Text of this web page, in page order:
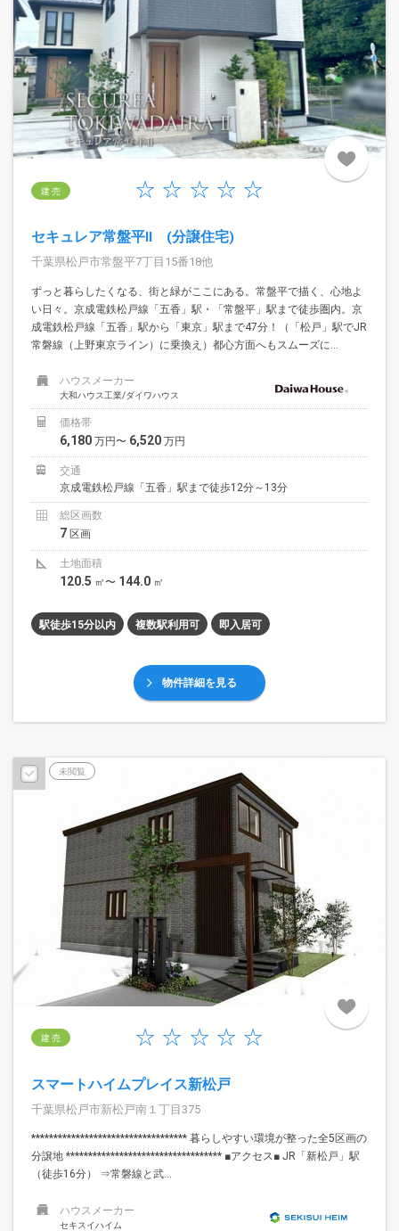
建 売
セキュレア常盤平II (分譲住宅)
千葉県松戸市常盤平7丁目15番18他
ずっと暮らしたくなる、街と緑がここにある。常盤平で描く、心地よ
い日々。京成電鉄松戸線「五香」駅・「常盤平」駅まで徒歩圏内。京
成電鉄松戸線「五香」駅から「東京」駅まで47分！（「松戸」駅でJR
常磐線（上野東京ライン）に乗換え）都心方面へもスムーズに...
ハウスメーカー
大和ハウス工業/ダイワハウス
価格帯
6,180 万円〜 6,520 万円
交通
京成電鉄松戸線「五香」駅まで徒歩12分～13分
総区画数
7 区画
土地面積
120.5 ㎡〜 144.0 ㎡
駅徒歩15分以内 複数駅利用可 即入居可
物件詳細を見る
未閲覧
建 売
スマートハイムプレイス新松戸
千葉県松戸市新松戸南１丁目375
*********************************** 暮らしやすい環境が整った全5区画の
分譲地 *********************************** ■アクセス■ JR「新松戸」駅
（徒歩16分） ⇒常磐線と武...
ハウスメーカー
セキスイハイム